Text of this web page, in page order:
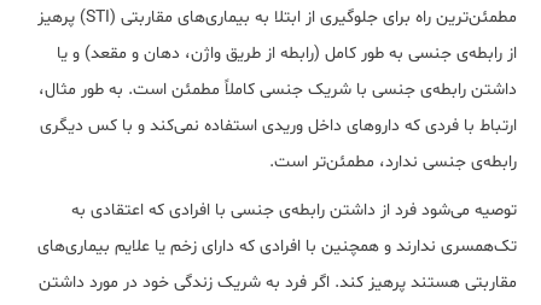
مطمئن‌ترین راه برای جلوگیری از ابتلا به بیماری‌های مقاربتی (STI) پرهیز
از رابطه‌ی جنسی به طور کامل (رابطه از طریق واژن، دهان و مقعد) و یا
داشتن رابطه‌ی جنسی با شریک جنسی کاملاً مطمئن است. به طور مثال،
ارتباط با فردی که داروهای داخل وریدی استفاده نمی‌کند و با کس دیگری
رابطه‌ی جنسی ندارد، مطمئن‌تر است.
توصیه می‌شود فرد از داشتن رابطه‌ی جنسی با افرادی که اعتقادی به
تک‌همسری ندارند و همچنین با افرادی که دارای زخم یا علایم بیماری‌های
مقاربتی هستند پرهیز کند. اگر فرد به شریک زندگی خود در مورد داشتن